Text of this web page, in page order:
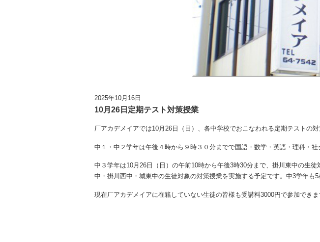
2025年10月16日
10月26日定期テスト対策授業
厂アカデメイアでは10月26日（日）、各中学校でおこなわれる定期テストの対
中１・中２学年は午後４時から９時３０分までで国語・数学・英語・理科・社
中３学年は10月26日（日）の午前10時から午後3時30分まで、掛川東中の生
中・掛川西中・城東中の生徒対象の対策授業を実施する予定です。中3学年も5
現在厂アカデメイアに在籍していない生徒の皆様も受講料3000円で参加でき